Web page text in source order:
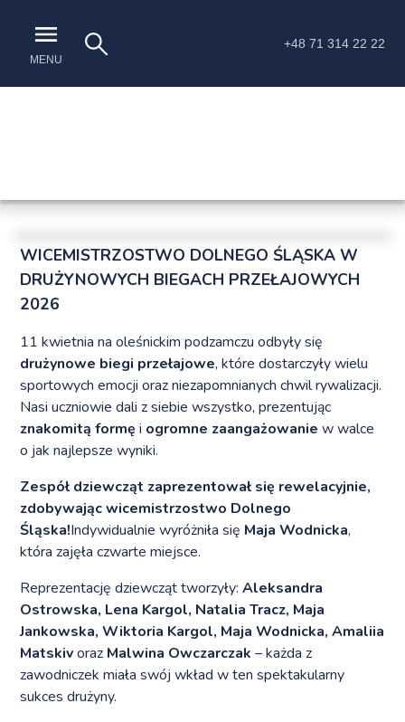
MENU
+48 71 314 22 22
WICEMISTRZOSTWO DOLNEGO ŚLĄSKA W
DRUŻYNOWYCH BIEGACH PRZEŁAJOWYCH
2026
11 kwietnia na oleśnickim podzamczu odbyły się
drużynowe biegi przełajowe, które dostarczyły wielu
sportowych emocji oraz niezapomnianych chwil rywalizacji.
Nasi uczniowie dali z siebie wszystko, prezentując
znakomitą formę i ogromne zaangażowaniew walce
o jak najlepsze wyniki.
Zespół dziewcząt zaprezentował się rewelacyjnie,
zdobywając wicemistrzostwo Dolnego
Śląska!Indywidualnie wyróżniła się Maja Wodnicka,
która zajęła czwarte miejsce.
Reprezentację dziewcząt tworzyły:Aleksandra
Ostrowska, Lena Kargol, Natalia Tracz, Maja
Jankowska, Wiktoria Kargol, Maja Wodnicka, Amaliia
Matskivoraz Malwina Owczarczak – każda z
zawodniczek miała swój wkład w ten spektakularny
sukces drużyny.